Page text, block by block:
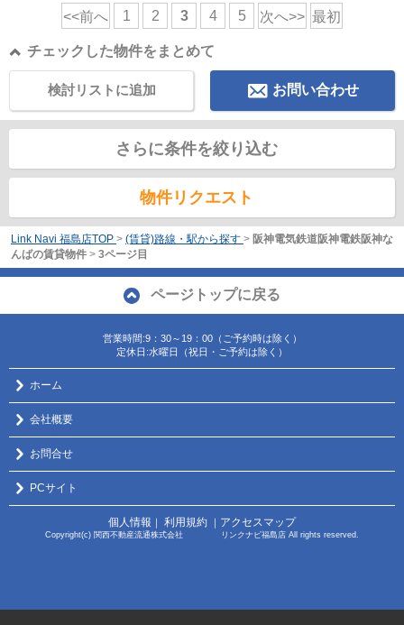
<<前へ 1 2 3 4 5 次へ>> 最初
チェックした物件をまとめて
お問い合わせ
検討リストに追加
さらに条件を絞り込む
物件リクエスト
Link Navi 福島店TOP > (賃貸)路線・駅から探す > 阪神電気鉄道阪神電鉄阪神な
んばの賃貸物件 > 3ページ目
ページトップに戻る
営業時間:9：30～19：00（ご予約時は除く）
定休日:水曜日（祝日・ご予約は除く）
ホーム
会社概要
お問合せ
PCサイト
個人情報 ｜ 利用規約 ｜ アクセスマップ
Copyright(c) 関西不動産流通株式会社 リンクナビ福島店 All rights reserved.